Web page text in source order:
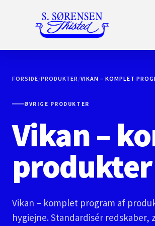
FORSIDE/PRODUKTER /VIKAN – KOMPLET
ØVRIGE PRODUKTER
Vikan –
produkter
Vikan – komplet program af
hygiejne. Standardisér redskaber,